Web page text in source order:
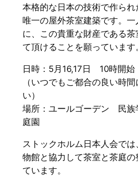
本格的な日本の技術で作ら
唯一の屋外茶室建築です。一
に、この貴重な財産である茶
て頂けることを願っています
日時：5月16,17日 10時開
（いつでもご都合の良い時
い）
場所：ユールゴーデン 民族
庭園
ストックホルム日本人会では
物館と協力して茶室と茶庭
ています。